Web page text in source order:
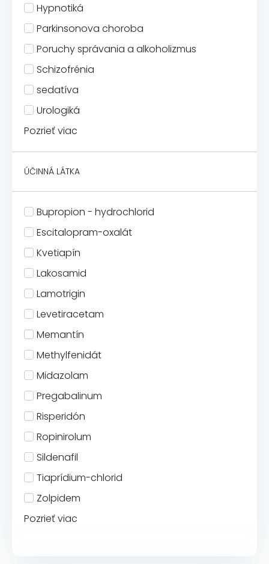
Hypnotiká
Parkinsonova choroba
Poruchy správania a alkoholizmus
Schizofrénia
sedatíva
Urologiká
Pozrieť viac
ÚČINNÁ LÁTKA
Bupropion - hydrochlorid
Escitalopram-oxalát
Kvetiapín
Lakosamid
Lamotrigin
Levetiracetam
Memantín
Methylfenidát
Midazolam
Pregabalinum
Risperidón
Ropinirolum
Sildenafil
Tiaprídium-chlorid
Zolpidem
Pozrieť viac